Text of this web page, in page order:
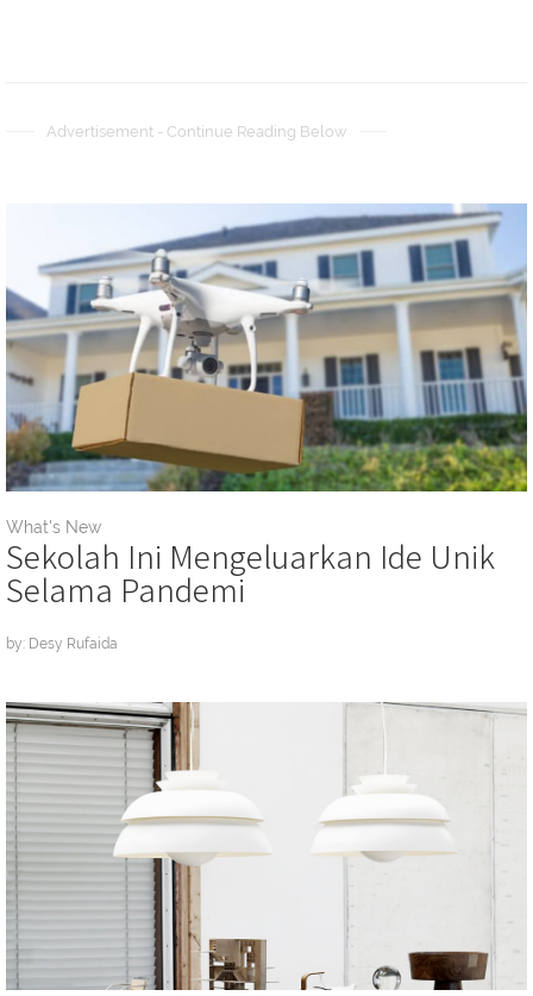
Advertisement - Continue Reading Below
What's New
Sekolah Ini Mengeluarkan Ide Unik
Selama Pandemi
by: Desy Rufaida